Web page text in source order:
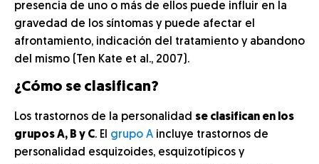
presencia de uno o más de ellos puede influir en la
gravedad de los síntomas y puede afectar el
afrontamiento, indicación del tratamiento y abandono
del mismo (Ten Kate et al., 2007).
¿Cómo se clasifican?
Los trastornos de la personalidad se clasifican en los
grupos A, B y C. El grupo A incluye trastornos de
personalidad esquizoides, esquizotípicos y